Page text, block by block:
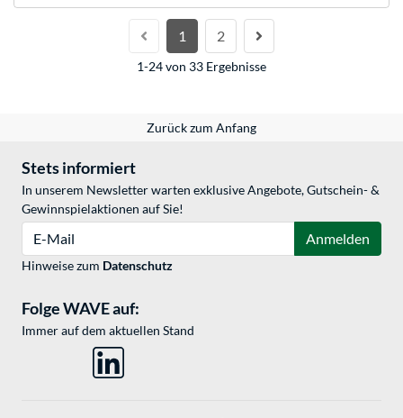
1 2
1-24 von 33 Ergebnisse
Zurück zum Anfang
Stets informiert
In unserem Newsletter warten exklusive Angebote, Gutschein- &
Gewinnspielaktionen auf Sie!
Anmelden
Hinweise zum Datenschutz
Folge WAVE auf:
Immer auf dem aktuellen Stand